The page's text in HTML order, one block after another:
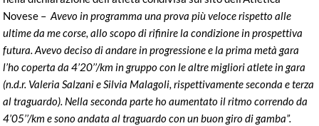
Novese –Avevo in programma una prova più veloce rispetto alle
ultime da me corse, allo scopo di rifinire la condizione in prospettiva
futura. Avevo deciso di andare in progressione e la prima metà gara
l’ho coperta da 4’20’’/km in gruppo con le altre migliori atlete in gara
(n.d.r. Valeria Salzani e Silvia Malagoli, rispettivamente seconda e terza
al traguardo). Nella seconda parte ho aumentato il ritmo correndo da
4’05’’/km e sono andata al traguardo con un buon giro di gamba”.